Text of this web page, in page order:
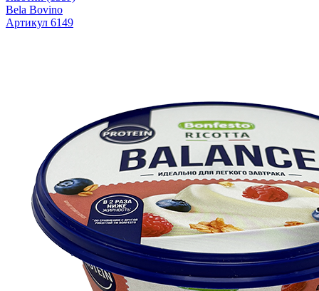
Bela Bovino
Артикул 6149